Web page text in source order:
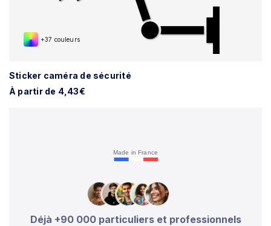
+37 couleurs
Sticker caméra de sécurité
À partir de 4,43€
Made in France
Déjà +90 000 particuliers et professionnels